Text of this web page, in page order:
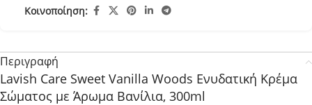
Κοινοποίηση:
Περιγραφή
Lavish Care Sweet Vanilla Woods Ενυδατική Κρέμα
Σώματος με Άρωμα Βανίλια, 300ml